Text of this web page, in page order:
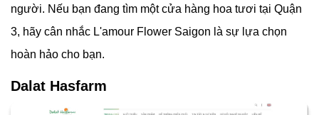
người. Nếu bạn đang tìm một cửa hàng hoa tươi tại Quận
3, hãy cân nhắc L'amour Flower Saigon là sự lựa chọn
hoàn hảo cho bạn.
Dalat Hasfarm